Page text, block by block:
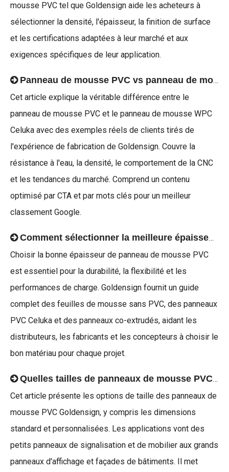
mousse PVC tel que Goldensign aide les acheteurs à
sélectionner la densité, l'épaisseur, la finition de surface
et les certifications adaptées à leur marché et aux
exigences spécifiques de leur application.
Panneau de mousse PVC vs panneau de mousse WPC Celuka
Cet article explique la véritable différence entre le
panneau de mousse PVC et le panneau de mousse WPC
Celuka avec des exemples réels de clients tirés de
l'expérience de fabrication de Goldensign. Couvre la
résistance à l'eau, la densité, le comportement de la CNC
et les tendances du marché. Comprend un contenu
optimisé par CTA et par mots clés pour un meilleur
classement Google.
Comment sélectionner la meilleure épaisseur de panneau de mousse PVC pour vos besoins – Guide Goldensign
Choisir la bonne épaisseur de panneau de mousse PVC
est essentiel pour la durabilité, la flexibilité et les
performances de charge. Goldensign fournit un guide
complet des feuilles de mousse sans PVC, des panneaux
PVC Celuka et des panneaux co-extrudés, aidant les
distributeurs, les fabricants et les concepteurs à choisir le
bon matériau pour chaque projet.
Quelles tailles de panneaux de mousse PVC sont disponibles ?
Cet article présente les options de taille des panneaux de
mousse PVC Goldensign, y compris les dimensions
standard et personnalisées. Les applications vont des
petits panneaux de signalisation et de mobilier aux grands
panneaux d'affichage et façades de bâtiments. Il met